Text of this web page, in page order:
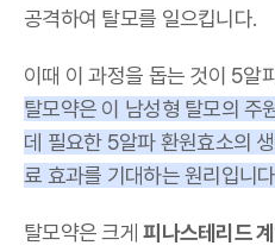
공격하여 탈모를 일으킵니다.
이때 이 과정을 돕는 것이 5알
탈모약은 이 남성형 탈모의 주
데 필요한 5알파 환원효소의
료 효과를 기대하는 원리입니
탈모약은 크게피나스테리드